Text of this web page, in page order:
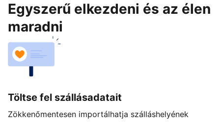
Egyszerű elkezdeni és az élen
maradni
Töltse fel szállásadatait
Zökkenőmentesen importálhatja szálláshelyének